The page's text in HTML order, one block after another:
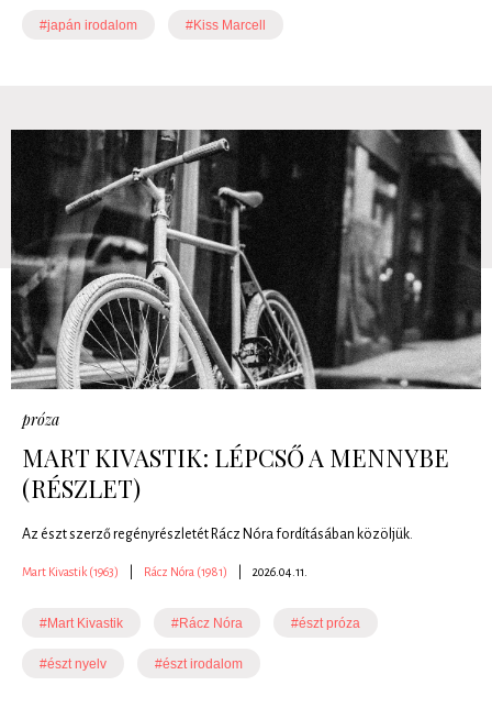
#japán irodalom #Kiss Marcell
próza
MART KIVASTIK: LÉPCSŐ A MENNYBE
(RÉSZLET)
Az észt szerző regényrészletét Rácz Nóra fordításában közöljük.
Mart Kivastik (1963) Rácz Nóra (1981) 2026.04.11.
#Mart Kivastik #Rácz Nóra #észt próza
#észt nyelv #észt irodalom